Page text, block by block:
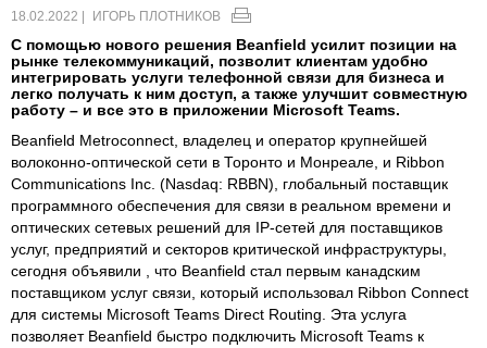
18.02.2022 | ИГОРЬ ПЛОТНИКОВ
С помощью нового решения Beanfield усилит позиции на
рынке телекоммуникаций, позволит клиентам удобно
интегрировать услуги телефонной связи для бизнеса и
легко получать к ним доступ, а также улучшит совместную
работу – и все это в приложении Microsoft Teams.
Beanfield Metroconnect, владелец и оператор крупнейшей
волоконно-оптической сети в Торонто и Монреале, и Ribbon
Communications Inc. (Nasdaq: RBBN), глобальный поставщик
программного обеспечения для связи в реальном времени и
оптических сетевых решений для IP-сетей для поставщиков
услуг, предприятий и секторов критической инфраструктуры,
сегодня объявили , что Beanfield стал первым канадским
поставщиком услуг связи, который использовал Ribbon Connect
для системы Microsoft Teams Direct Routing. Эта услуга
позволяет Beanfield быстро подключить Microsoft Teams к